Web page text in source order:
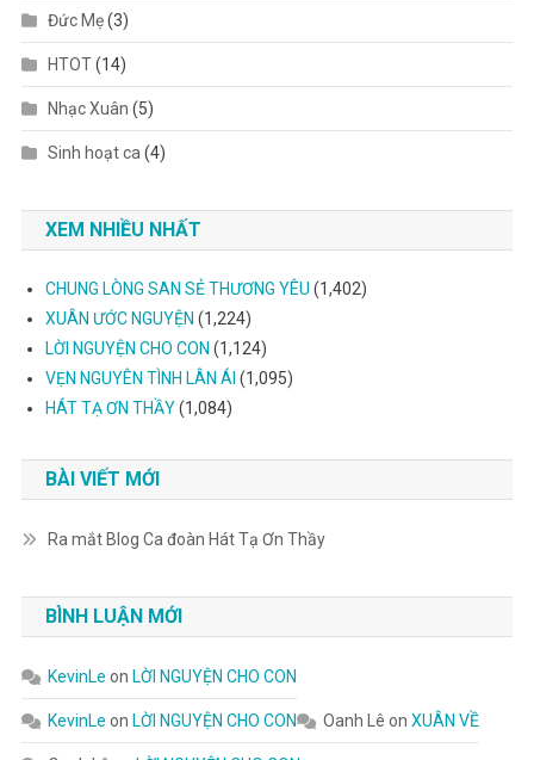
Đức Mẹ(3)
HTOT(14)
Nhạc Xuân (5)
Sinh hoạt ca (4)
XEM NHIỀU NHẤT
CHUNG LÒNG SAN SẺ THƯƠNG YÊU (1,402)
XUÂN ƯỚC NGUYỆN (1,224)
LỜI NGUYỆN CHO CON (1,124)
VẸN NGUYÊN TÌNH LÂN ÁI (1,095)
HÁT TẠ ƠN THẦY(1,084)
BÀI VIẾT MỚI
Ra mắt Blog Ca đoàn Hát Tạ Ơn Thầy
BÌNH LUẬN MỚI
KevinLe on LỜI NGUYỆN CHO CON
KevinLe on LỜI NGUYỆN CHO CON Oanh Lê on XUÂN VỀ